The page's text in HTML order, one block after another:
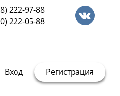
222-97-88
222-05-88
Вход Регистрация